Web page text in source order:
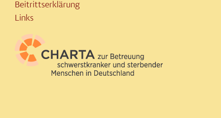
Beitrittserklärung
Links